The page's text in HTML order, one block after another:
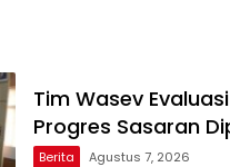
Tim Wasev
Progres Sasaran
Berita Agustus 7, 2026